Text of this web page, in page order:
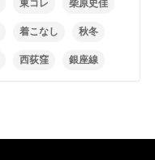
東コレ 柴原史佳
着こなし 秋冬
西荻窪 銀座線